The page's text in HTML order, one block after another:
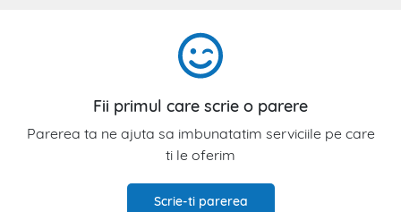
Fii primul care scrie o parere
Parerea ta ne ajuta sa imbunatatim serviciile pe care
ti le oferim
Scrie-ti parerea